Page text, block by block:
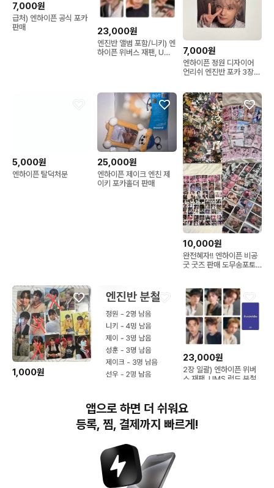
7,000원
급처) 엔하이픈 공식 포카
판매
23,000원
엔진반 앨범 포함/니키) 엔
하이픈 위버스 재팬, UMS
7,000원
엔하이픈 정원 디자이어
언리쉬 엔진반 포카 3장
5,000원
엔하이픈 탈덕처분
25,000원
엔하이픈 제이크 엔친 제
이키 포카홀더 판매
10,000원
완전혜자!! 엔하이픈 비공
굿 굿즈 판매 도무송포토
1,000원
엔하이픈 엔진반 분철
23,000원
2장 일괄) 엔하이픈 위버
스 재팬, UMS 럭드 분철
번개장터(주) 사업자정보, 이용약관 및 기타 법적고지
앱으로 하면 더 쉬워요
등록, 찜, 결제까지 빠르게!